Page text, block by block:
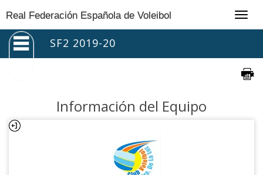
Real Federación Española de Voleibol
SF2 2019-20
Información del Equipo